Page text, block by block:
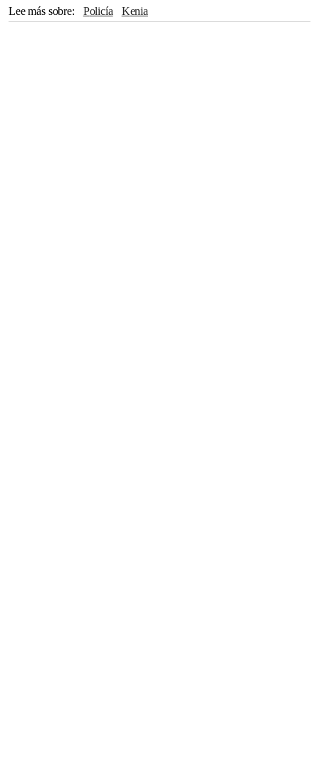
Lee más sobre Policía Kenia